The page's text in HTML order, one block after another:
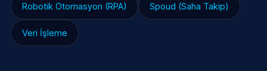
Robotik Otomasyon (RPA) Spoud (Saha Takip)
Veri İşleme